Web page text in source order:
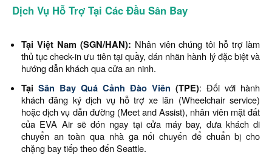
Dịch Vụ Hỗ Trợ Tại Các Đầu Sân Bay
Tại Việt Nam (SGN/HAN): Nhân viên chúng tôi hỗ trợ làm
thủ tục check-in ưu tiên tại quầy, dán nhãn hành lý đặc biệt và
hướng dẫn khách qua cửa an ninh.
Tại Sân Bay Quá Cảnh Đào Viên (TPE): Đối với hành
khách đăng ký dịch vụ hỗ trợ xe lăn (Wheelchair service)
hoặc dịch vụ dẫn đường (Meet and Assist), nhân viên mặt đất
của EVA Air sẽ đón ngay tại cửa máy bay, đưa khách di
chuyển an toàn qua nhà ga nối chuyến để chuẩn bị cho
chặng bay tiếp theo đến Seattle.